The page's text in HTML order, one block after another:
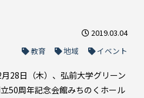
2019.03.04
教育
地域 イベント
28日（木）、弘前大学グリーン
50周年記念会館みちのくホール